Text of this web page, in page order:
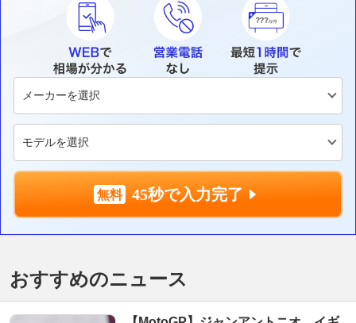
45秒で入力完了
おすすめのニュース